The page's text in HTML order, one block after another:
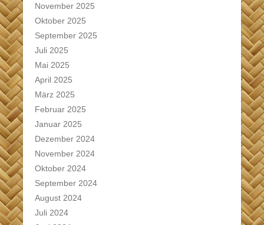
November 2025
Oktober 2025
September 2025
Juli 2025
Mai 2025
April 2025
März 2025
Februar 2025
Januar 2025
Dezember 2024
November 2024
Oktober 2024
September 2024
August 2024
Juli 2024